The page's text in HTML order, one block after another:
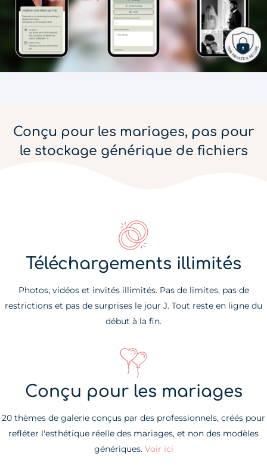
Conçu pour les mariages, pas pour
le stockage générique de fichiers
Téléchargements illimités
Photos, vidéos et invités illimités. Pas de limites, pas de
restrictions et pas de surprises le jour J. Tout reste en ligne du
début à la fin.
Conçu pour les mariages
20 thèmes de galerie conçus par des professionnels, créés pour
refléter l'esthétique réelle des mariages, et non des modèles
génériques. Voir ici